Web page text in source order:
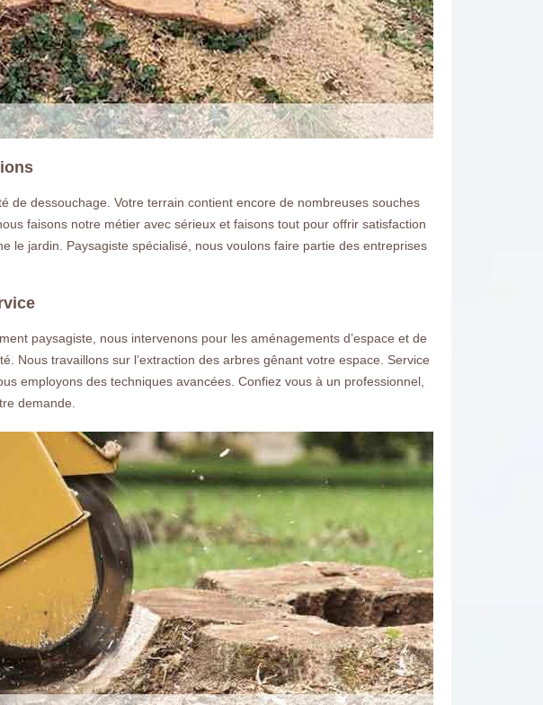
dessouchage. Votre terrain contient encore de nombreuses souches
faisons notre métier avec sérieux et faisons tout pour offrir satisfaction
le jardin. Paysagiste spécialisé, nous voulons faire partie des entreprises
paysagiste, nous intervenons pour les aménagements d’espace et de
Nous travaillons sur l’extraction des arbres gênant votre espace. Service
employons des techniques avancées. Confiez vous à un professionnel,
demande.